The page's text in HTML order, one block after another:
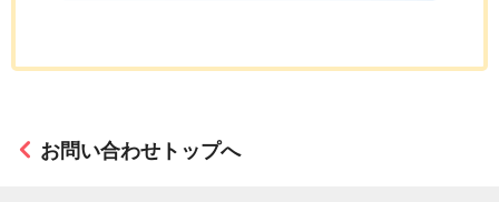
お問い合わせトップへ